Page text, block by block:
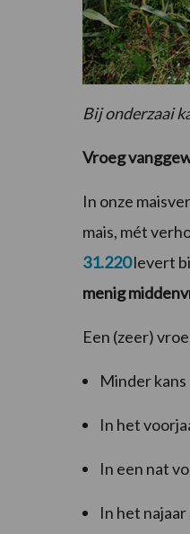
Bij onderzaai
Vroeg
In onze
mais, mét
31.220levert
menig
Een (zeer)
Minder
In het
In een nat
In het najaar